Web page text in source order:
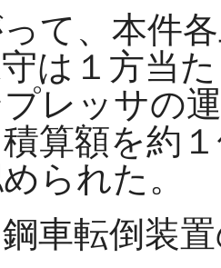
て、本件
は１方当
レッサの
算額を約
られた。
車転倒装